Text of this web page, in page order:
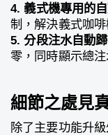
4. 義式機專用的
制，解決義式咖
5. 分段注水自動
零，同時顯示總
細節之處見
除了主要功能升